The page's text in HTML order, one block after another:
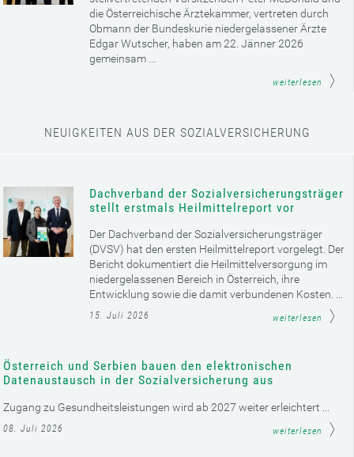
die Österreichische Ärztekammer, vertreten durch
Obmann der Bundeskurie niedergelassener Ärzte
Edgar Wutscher, haben am 22. Jänner 2026
gemeinsam ...
weiterlesen
NEUIGKEITEN AUS DER SOZIALVERSICHERUNG
Dachverband der Sozialversicherungsträger
stellt erstmals Heilmittelreport vor
Der Dachverband der Sozialversicherungsträger
(DVSV) hat den ersten Heilmittelreport vorgelegt. Der
Bericht dokumentiert die Heilmittelversorgung im
niedergelassenen Bereich in Österreich, ihre
Entwicklung sowie die damit verbundenen Kosten. ...
15. Juli 2026 weiterlesen
Österreich und Serbien bauen den elektronischen
Datenaustausch in der Sozialversicherung aus
Zugang zu Gesundheitsleistungen wird ab 2027 weiter erleichtert ...
08. Juli 2026 weiterlesen